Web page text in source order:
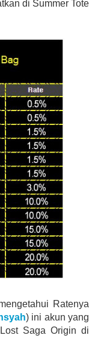
di Summer Tote
Ratenya
) ini akun yang
Saga Origin di